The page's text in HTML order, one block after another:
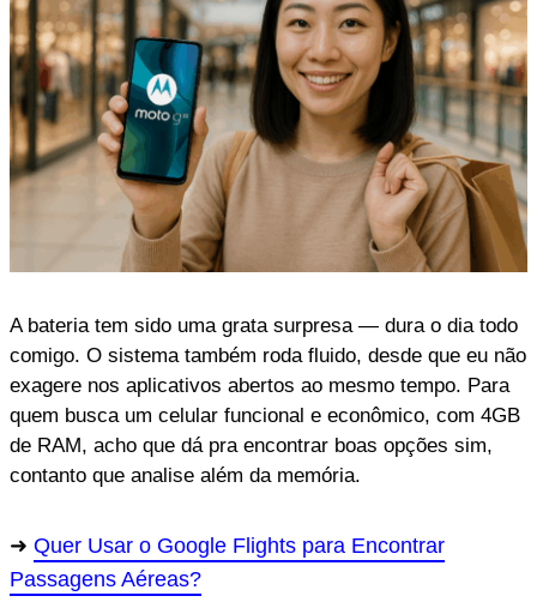
A bateria tem sido uma grata surpresa — dura o dia todo
comigo. O sistema também roda fluido, desde que eu não
exagere nos aplicativos abertos ao mesmo tempo. Para
quem busca um celular funcional e econômico, com 4GB
de RAM, acho que dá pra encontrar boas opções sim,
contanto que analise além da memória.
Quer Usar o Google Flights para Encontrar
Passagens Aéreas?